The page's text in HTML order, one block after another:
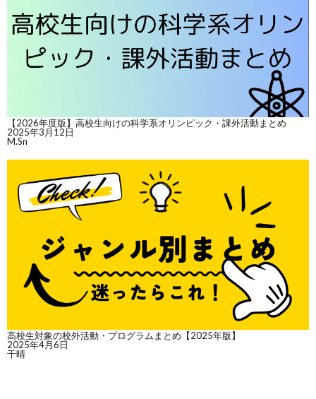
【2026年度版】高校生向けの科学系オリンピック・課外活動まとめ
2025年3月12日
M.Sn
高校生対象の校外活動・プログラムまとめ【2025年版】
2025年4月6日
千晴